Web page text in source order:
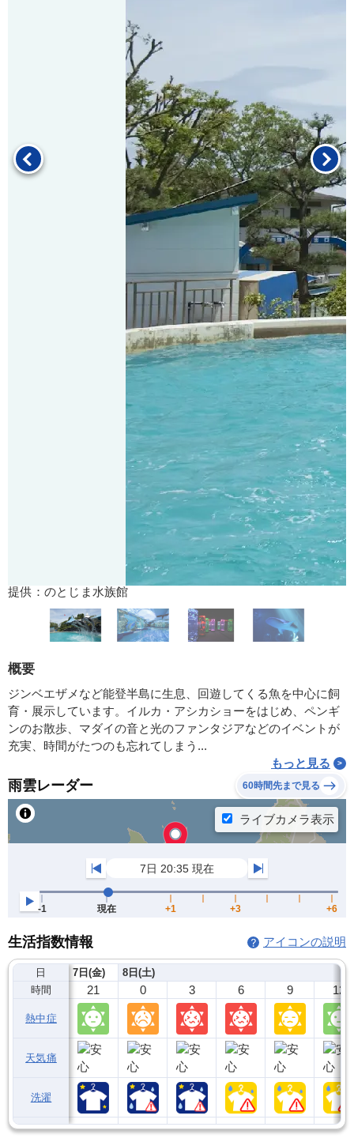
提供：のとじま水族館
概要
ジンベエザメなど能登半島に生息、回遊してくる魚を中心に飼
育・展示しています。イルカ・アシカショーをはじめ、ペンギ
ンのお散歩、マダイの音と光のファンタジアなどのイベントが
充実、時間がたつのも忘れてしまう...
もっと見る
雨雲レーダー 60時間先まで見る
生活指数情報 アイコンの説明
日
時間
熱中症
天気痛
洗濯
7日(金)
21
8日(土)
0 3 6 9 12